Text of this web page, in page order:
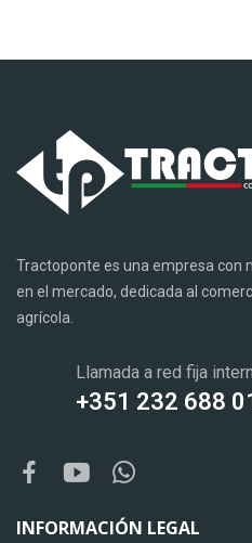
Tractoponte es una empresa con
en el mercado, dedicada al
agrícola.
Llamada a red fija
+351 232 688
INFORMACIÓN LEGAL